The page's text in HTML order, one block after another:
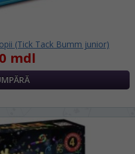
(Tick Tack Bumm junior)
mdl